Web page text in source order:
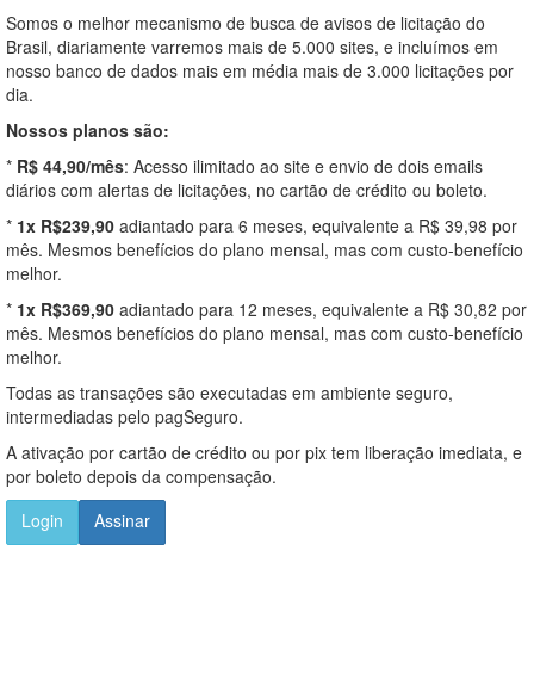
Somos o melhor mecanismo de busca de avisos de licitação do
Brasil, diariamente varremos mais de 5.000 sites, e incluímos em
nosso banco de dados mais em média mais de 3.000 licitações por
dia.
Nossos planos são:
* R$ 44,90/mês: Acesso ilimitado ao site e envio de dois emails
diários com alertas de licitações, no cartão de crédito ou boleto.
* 1x R$239,90 adiantado para 6 meses, equivalente a R$ 39,98 por
mês. Mesmos benefícios do plano mensal, mas com custo-benefício
melhor.
* 1x R$369,90 adiantado para 12 meses, equivalente a R$ 30,82 por
mês. Mesmos benefícios do plano mensal, mas com custo-benefício
melhor.
Todas as transações são executadas em ambiente seguro,
intermediadas pelo pagSeguro.
A ativação por cartão de crédito ou por pix tem liberação imediata, e
por boleto depois da compensação.
Login
Assinar